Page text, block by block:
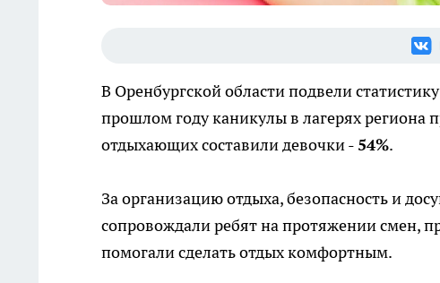
В Оренбургской области подвели
прошлом году каникулы в лагерях региона
отдыхающих составили девочки - 54%.
За организацию отдыха, безопасность и
сопровождали ребят на протяжении смен,
помогали сделать отдых комфортным.